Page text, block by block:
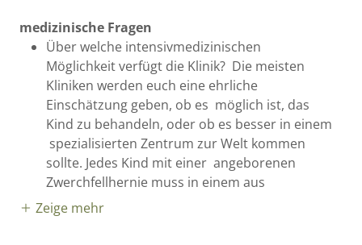
medizinische Fragen
Über welche intensivmedizinischen
Möglichkeit verfügt die Klinik? Die meisten
Kliniken werden euch eine ehrliche
Einschätzung geben, ob es möglich ist, das
Kind zu behandeln, oder ob es besser in einem
spezialisierten Zentrum zur Welt kommen
sollte. Jedes Kind mit einer angeborenen
Zwerchfellhernie muss in einem aus
Zeige mehr